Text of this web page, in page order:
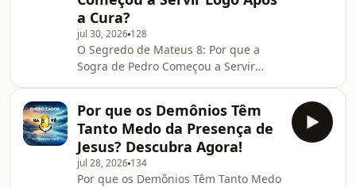
a Cura?
jul 30, 2026 128
O Segredo de Mateus 8: Por que a
Sogra de Pedro Começou a Servir
Por que os Demônios Têm
Tanto Medo da Presença de
Jesus? Descubra Agora!
jul 28, 2026 134
Por que os Demônios Têm Tanto Medo